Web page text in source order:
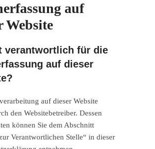
auf
Website
verantwortlich für die
auf dieser
auf dieser Website
den Websitebetreiber. Dessen
können Sie dem Abschnitt
Verantwortlichen Stelle“ in dieser